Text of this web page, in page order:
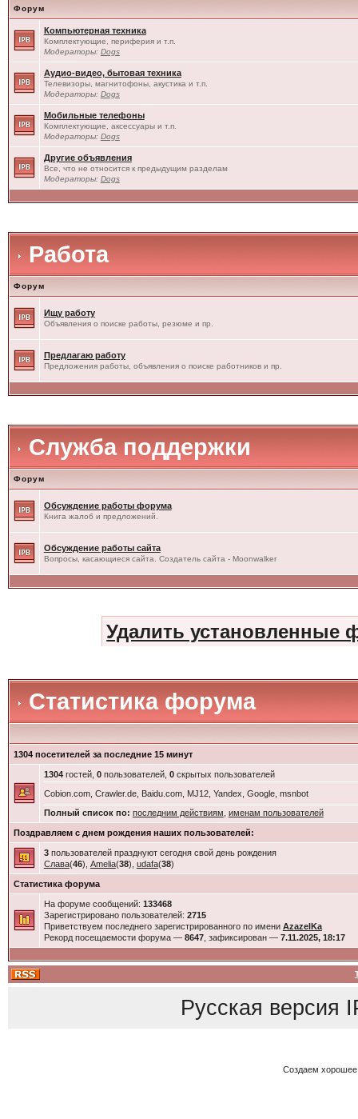
Форум
Компьютерная техника
Комплектующие, периферия и т.п.
Модераторы: Dogs
Аудио-видео, бытовая техника
Телевизоры, магнитофоны, акустика и т.п.
Модераторы: Dogs
Мобильные телефоны
Комплектующие, аксессуары и т.п.
Модераторы: Dogs
Другие объявления
Все, что не относится к предыдущим разделам
Модераторы: Dogs
Работа
Форум
Ищу работу
Объявления о поиске работы, резюме и пр.
Предлагаю работу
Предложения работы, объявления о поиске работников и пр.
Служба поддержки
Форум
Обсуждение работы форума
Книга жалоб и предложений.
Обсуждение работы сайта
Вопросы, касающиеся сайта. Создатель сайта - Moonwalker
Удалить установленные
Статистика форума
1304 посетителей за последние 15 минут
1304гостей, 0пользователей, 0скрытых пользователей
Cobion.com, Crawler.de, Baidu.com, MJ12, Yandex, Google, msnbot
Полный список по: последним действиям именам пользователей
Поздравляем с днем рождения наших пользователей:
3пользователей празднуют сегодня свой день рождения
Слава(46), Amelia(38), udafa(38)
Статистика форума
На форуме сообщений: 133468
Зарегистрировано пользователей: 2715
Приветствуем последнего зарегистрированного по имени AzazelKa
Рекорд посещаемости форума — 8647, зафиксирован — 7.11.2025, 18:17
Русская версия
Создаем